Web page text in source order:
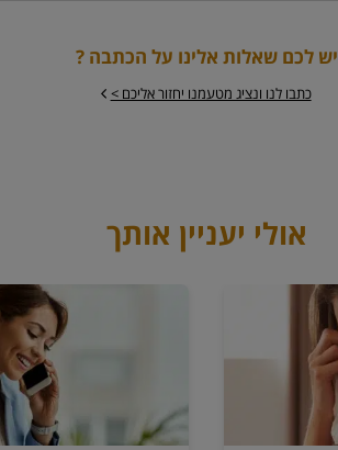
יש לכם שאלות אלינו על הכתבה ?
כתבו לנו ונציג מטעמנו יחזור אליכם >
אולי יעניין אותך